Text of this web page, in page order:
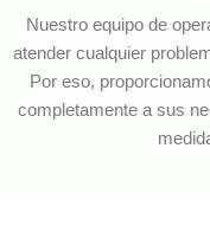
Nuestro equipo de
atender cualquier
Por eso,
completamente a sus